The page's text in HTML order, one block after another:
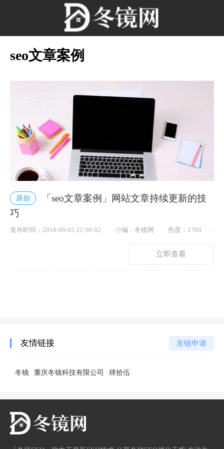
seo文章案例
原创
「seo文章案例」网站文章持续更新的技
巧
发布时间：2019-06-03 22:06:02 小编：冬镜网
热度：1700
立即查看
友情链接 友链申请
冬镜 重庆冬镜科技有限公司 肆拾伍